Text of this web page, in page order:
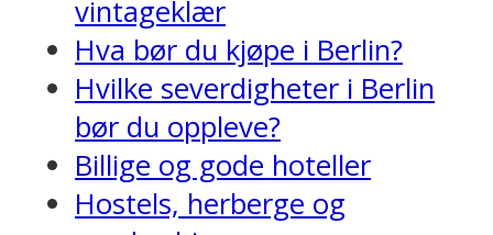
vintageklær
Hva bør du kjøpe i Berlin?
Hvilke severdigheter i Berlin
bør du oppleve?
Billige og gode hoteller
Hostels, herberge og